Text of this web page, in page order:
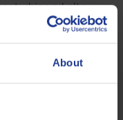
About
turbine ad alte
a turbina a gas e
e vapore che